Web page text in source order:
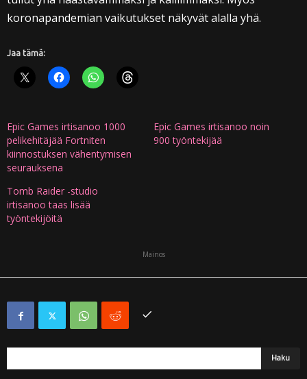
koronapandemian vaikutukset näkyvät alalla yhä.
Jaa tämä:
Epic Games irtisanoo 1000
pelikehitäjää Fortniten
kiinnostuksen vähentymisen
seurauksena
Epic Games irtisanoo noin
900 työntekijää
Tomb Raider -studio
irtisanoo taas lisää
työntekijöitä
Mainos